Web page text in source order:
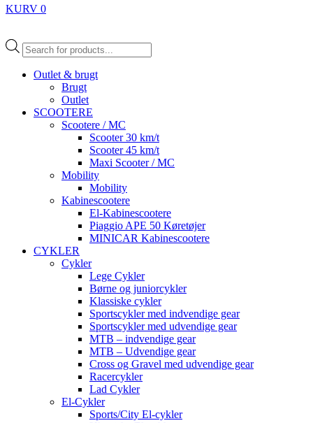
KURV 0
Products
search
Outlet & brugt
Brugt
Outlet
SCOOTERE
Scootere / MC
Scooter 30 km/t
Scooter 45 km/t
Maxi Scooter / MC
Mobility
Mobility
Kabinescootere
El-Kabinescootere
Piaggio APE 50 Køretøjer
MINICAR Kabinescootere
CYKLER
Cykler
Lege Cykler
Børne og juniorcykler
Klassiske cykler
Sportscykler med indvendige gear
Sportscykler med udvendige gear
MTB – indvendige gear
MTB – Udvendige gear
Cross og Gravel med udvendige gear
Racercykler
Lad Cykler
El-Cykler
Sports/City El-cykler